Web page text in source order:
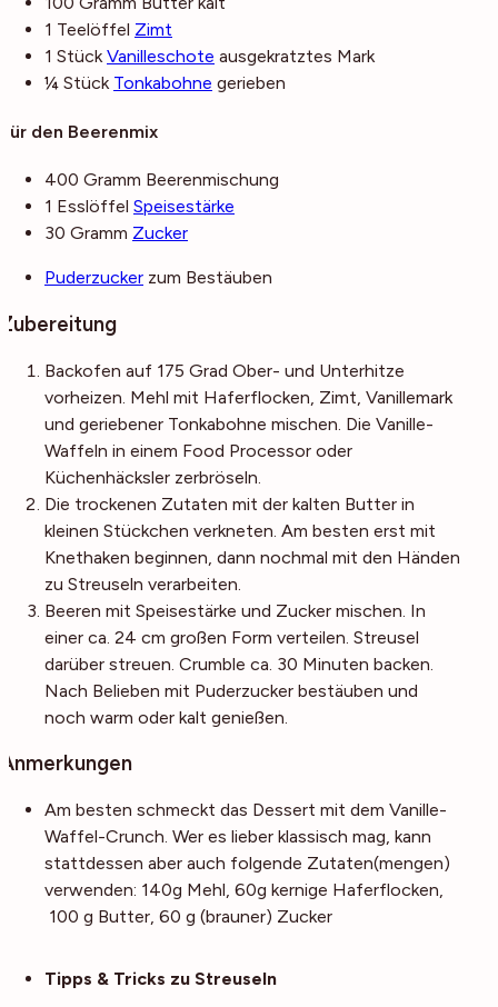
1 Teelöffel Zimt
1 Stück Vanilleschote ausgekratztes Mark
¼ Stück Tonkabohne gerieben
Für den Beerenmix
400 Gramm Beerenmischung
1 Esslöffel Speisestärke
30 Gramm Zucker
Puderzucker zum Bestäuben
Zubereitung
Backofen auf 175 Grad Ober- und Unterhitze
vorheizen. Mehl mit Haferflocken, Zimt, Vanillemark
und geriebener Tonkabohne mischen. Die Vanille-
Waffeln in einem Food Processor oder
Küchenhäcksler zerbröseln.
Die trockenen Zutaten mit der kalten Butter in
kleinen Stückchen verkneten. Am besten erst mit
Knethaken beginnen, dann nochmal mit den Händen
zu Streuseln verarbeiten.
Beeren mit Speisestärke und Zucker mischen. In
einer ca. 24 cm großen Form verteilen. Streusel
darüber streuen. Crumble ca. 30 Minuten backen.
Nach Belieben mit Puderzucker bestäuben und
noch warm oder kalt genießen.
Anmerkungen
Am besten schmeckt das Dessert mit dem Vanille-
Waffel-Crunch. Wer es lieber klassisch mag, kann
stattdessen aber auch folgende Zutaten(mengen)
verwenden: 140g Mehl, 60g kernige Haferflocken,
100 g Butter, 60 g (brauner) Zucker
Tipps & Tricks zu Streuseln